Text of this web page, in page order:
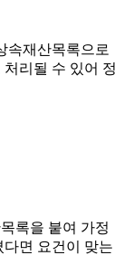
속재산목록으로
리될 수 있어 정
록을 붙여 가정
면 요건이 맞는